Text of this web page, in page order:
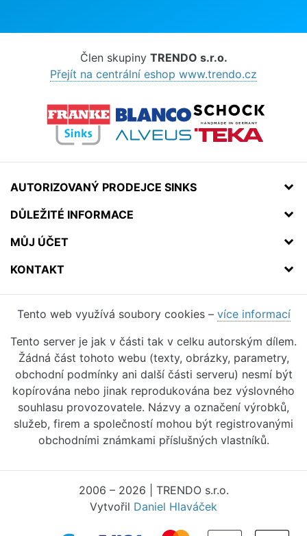
Člen skupiny TRENDO s.r.o.
Přejít na centrální eshop www.trendo.cz
AUTORIZOVANÝ PRODEJCE SINKS
DŮLEŽITÉ INFORMACE
MŮJ ÚČET
KONTAKT
Tento web využívá soubory cookies – více informací
Tento server je jak v části tak v celku autorským dílem.
Žádná část tohoto webu (texty, obrázky, parametry,
obchodní podmínky ani další části serveru) nesmí být
kopírována nebo jinak reprodukována bez výslovného
souhlasu provozovatele. Názvy a označení výrobků,
služeb, firem a společností mohou být registrovanými
obchodními známkami příslušných vlastníků.
2006 – 2026 | TRENDO s.r.o.
Vytvořil Daniel Hlaváček